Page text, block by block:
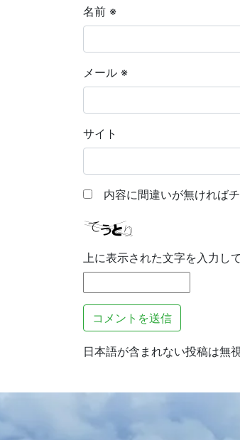
名前 ※
メール ※
サイト
内容に間違いが無ければ
上に表示された文字を入力し
日本語が含まれない投稿は無